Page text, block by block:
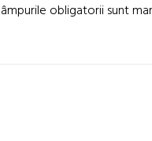
obligatorii sunt